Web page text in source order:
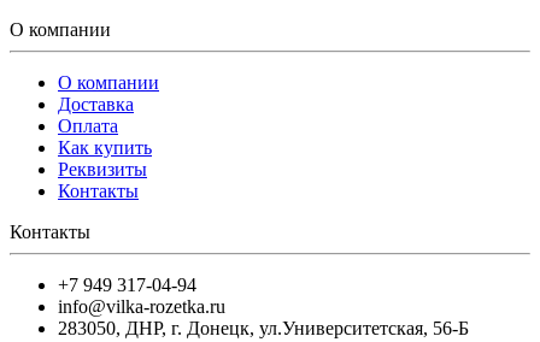
О компании
О компании
Доставка
Оплата
Как купить
Реквизиты
Контакты
Контакты
+7 949 317-04-94
info@vilka-rozetka.ru
283050, ДНР, г. Донецк, ул.Университетская, 56-Б